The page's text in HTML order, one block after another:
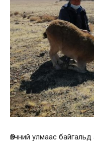
Өвчний улмаас